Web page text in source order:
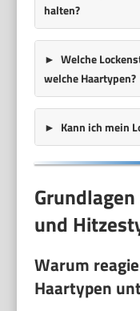
halten?
Welche
welche Haartypen?
Kann ich mein
und
Warum
Haartypen